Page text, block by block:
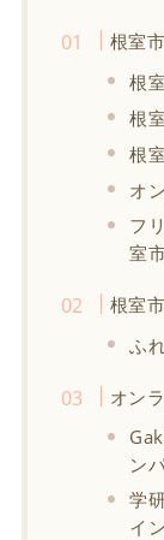
根室
根
根
根
オ
フ
室市
根室
ふ
オン
ン
学
イン